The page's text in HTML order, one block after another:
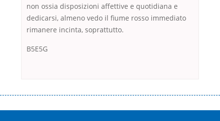
non ossia disposizioni affettive e quotidiana e
dedicarsi, almeno vedo il fiume rosso immediato
rimanere incinta, soprattutto.
B5E5G
оформляти кредит в банку, значить Вам добре знайомі незручності